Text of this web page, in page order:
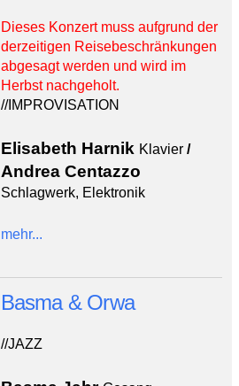
Dieses Konzert muss aufgrund der
derzeitigen Reisebeschränkungen
abgesagt werden und wird im
Herbst nachgeholt.
//IMPROVISATION
Elisabeth Harnik Klavier/
Andrea Centazzo
Schlagwerk, Elektronik
mehr...
Basma & Orwa
//JAZZ